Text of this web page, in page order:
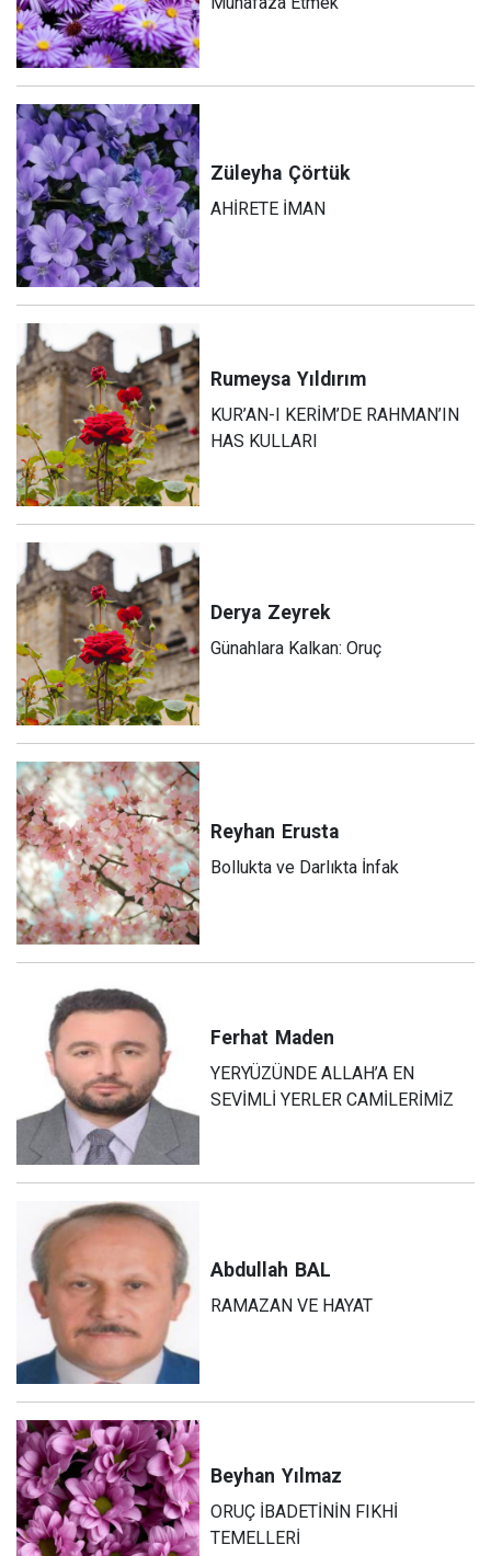
Züleyha Çörtük
AHİRETE İMAN
Rumeysa Yıldırım
KUR’AN-I KERİM’DE RAHMAN’IN
HAS KULLARI
Derya Zeyrek
Günahlara Kalkan: Oruç
Reyhan Erusta
Bollukta ve Darlıkta İnfak
Ferhat Maden
YERYÜZÜNDE ALLAH’A EN
SEVİMLİ YERLER CAMİLERİMİZ
Abdullah BAL
RAMAZAN VE HAYAT
Beyhan Yılmaz
ORUÇ İBADETİNİN FIKHİ
TEMELLERİ